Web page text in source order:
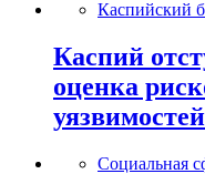
Каспийский
Каспий
оценка
Социальная